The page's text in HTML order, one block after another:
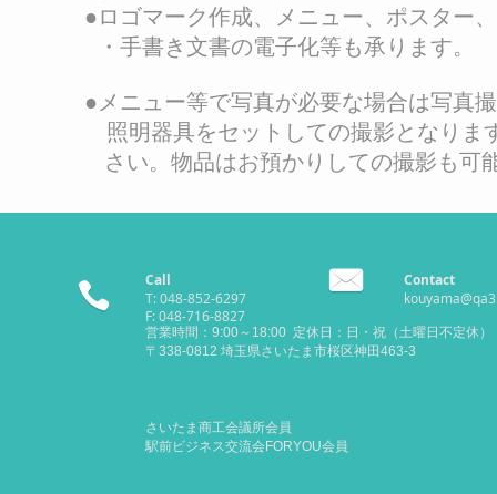
●ロゴマーク作成、メニュー、ポスター
・手書き文書の電子化等も承ります。
●メニュー等で写真が必要な場合は写真
照明器具をセットしての撮影となりま
さい。物品はお預かりしての撮影も可
Call
T: 048-852-6297
F: 048-716-8827
Contact
営業時間：9:00～18:00 定休日：日・祝（土曜日不定休）
​〒338-0812 埼玉県さいたま市桜区神田463-3
さいたま商工会議所会員
​駅前ビジネス交流会FORYOU会員